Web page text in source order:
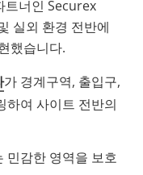
트너인 Securex
실외 환경 전반에
했습니다.
가 경계구역, 출입구,
하여 사이트 전반의
민감한 영역을 보호